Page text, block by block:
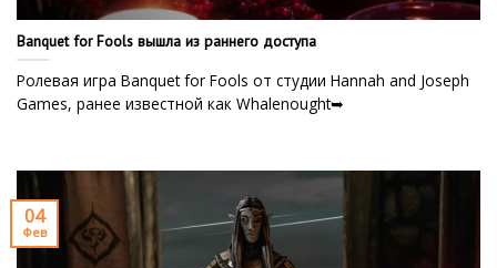
Banquet for Fools вышла из раннего доступа
Ролевая игра Banquet for Fools от студии Hannah and Joseph
Games, ранее известной как Whalenought➥
04
Фев